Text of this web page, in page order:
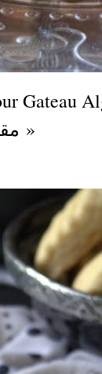
Gateau
« مقروط الكوشة »